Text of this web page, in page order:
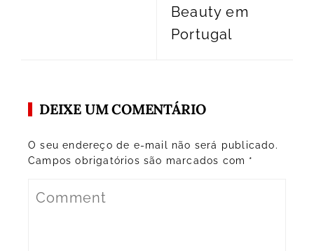
Beauty em
Portugal
DEIXE UM COMENTÁRIO
O seu endereço de e-mail não será publicado.
Campos obrigatórios são marcados com *